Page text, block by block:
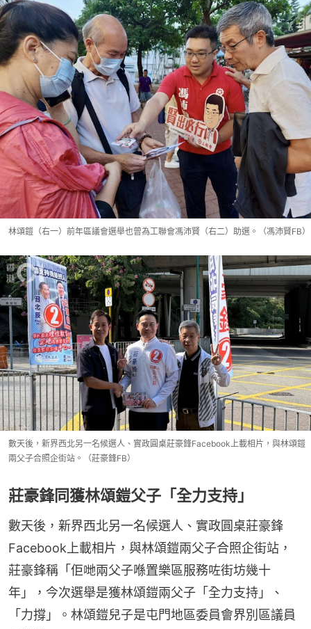
林頌鎧（右一）前年區議會選舉也曾為工聯會馮沛賢（右二）助選。（馮沛賢FB）
數天後，新界西北另一名候選人、實政圓桌莊豪鋒Facebook上載相片，與林頌鎧
兩父子合照企街站。（莊豪鋒FB）
莊豪鋒同獲林頌鎧父子「全力支持」
數天後，新界西北另一名候選人、實政圓桌莊豪鋒
Facebook上載相片，與林頌鎧兩父子合照企街站，
莊豪鋒稱「佢哋兩父子喺置樂區服務咗街坊幾十
年」，今次選舉是獲林頌鎧兩父子「全力支持」、
「力撐」。林頌鎧兒子是屯門地區委員會界別區議員